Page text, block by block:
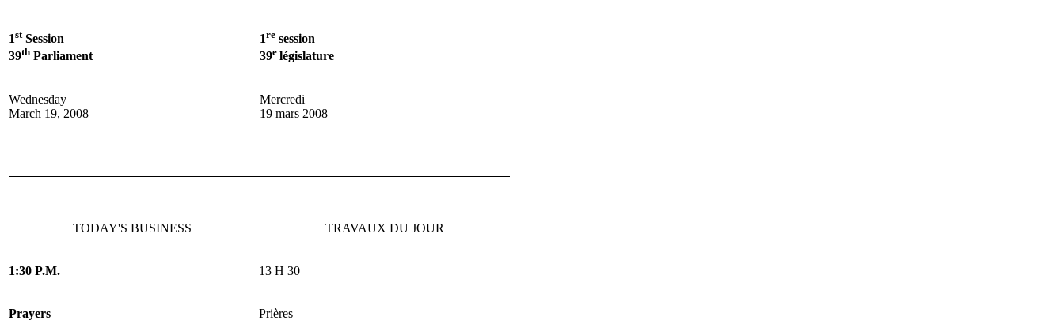
1stSession
39th Parliament
1re session
39e législature
Wednesday
March 19, 2008
Mercredi
19 mars 2008
TODAY'S BUSINESS TRAVAUX DU JOUR
1:30 P.M. 13 H 30
Prayers Prières